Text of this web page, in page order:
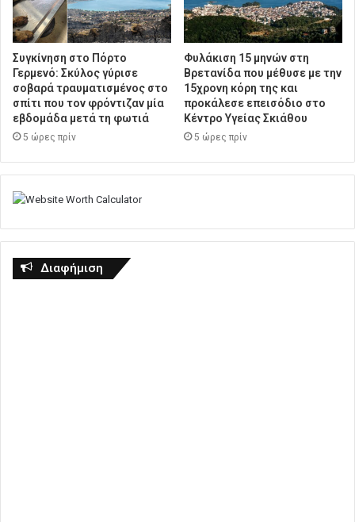
Συγκίνηση στο Πόρτο
Γερμενό: Σκύλος γύρισε
σοβαρά τραυματισμένος στο
σπίτι που τον φρόντιζαν μία
εβδομάδα μετά τη φωτιά
5 ώρες πρίν
Φυλάκιση 15 μηνών στη
Βρετανίδα που μέθυσε με την
15χρονη κόρη της και
προκάλεσε επεισόδιο στο
Κέντρο Υγείας Σκιάθου
5 ώρες πρίν
Διαφήμιση